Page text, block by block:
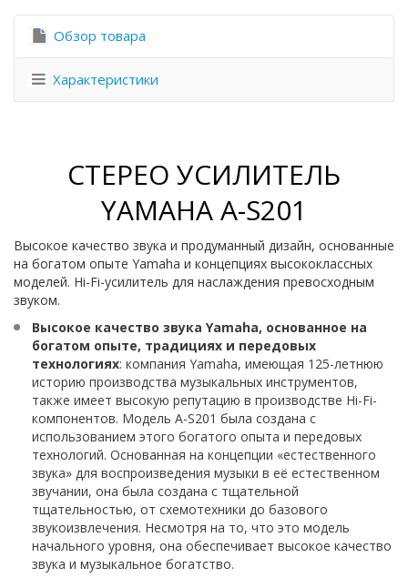
Обзор товара
Характеристики
СТЕРЕО УСИЛИТЕЛЬ
YAMAHA A-S201
Высокое качество звука и продуманный дизайн, основанные
на богатом опыте Yamaha и концепциях высококлассных
моделей. Hi-Fi-усилитель для наслаждения превосходным
звуком.
Высокое качество звука Yamaha, основанное на
богатом опыте, традициях и передовых
технологиях: компания Yamaha, имеющая 125-летнюю
историю производства музыкальных инструментов,
также имеет высокую репутацию в производстве Hi-Fi-
компонентов. Модель A-S201 была создана с
использованием этого богатого опыта и передовых
технологий. Основанная на концепции «естественного
звука» для воспроизведения музыки в её естественном
звучании, она была создана с тщательной
тщательностью, от схемотехники до базового
звукоизвлечения. Несмотря на то, что это модель
начального уровня, она обеспечивает высокое качество
звука и музыкальное богатство.